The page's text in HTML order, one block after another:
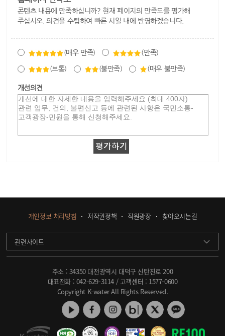
콘텐츠 내용에 만족하십니까? 현재 페이지의 만족도를 평가해
주십시오. 의견을 수렴하여 빠른 시일 내에 반영하겠습니다.
(매우 만족) (만족)
(보통) (불만족) (매우 불만족)
개선의견
개인정보 처리방침 저작권정책 직원광장 찾아오시는길
관련사이트
주소 : 34350 대전광역시 대덕구 신탄진로 200
대표전화 : 042-629-3114 / 고객센터 : 1577-0600
Copyright K-water All Rights Reserved.